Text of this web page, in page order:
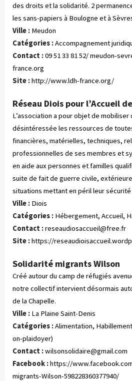
des droits et la solidarité. 2
les sans-papiers à Boulogne et à
Ville : Meudon
Catégories : Accompagnement
Contact :09 51 33 81 52/meudon-
france.org
Site :http://www.ldh-france.org/
Réseau Diois pour l’Accueil
L’association a pour objet de
désintéressée les ressources de
financières, matérielles, techniques,
professionnelles de ses membres et
en aide aux personnes et familles
suite de fait de guerre civile,
situations mettant en péril leur sécurité
Ville : Diois
Catégories : Hébergement, Accueil,
Contact :reseaudiosaccueil@free.fr
Site :https://
Solidarité migrants Wilson
Créé autour du camp de réfugiés
notre collectif intervient désormais
de la Chapelle.
Ville : La Plaine Saint-Denis
Catégories : Alimentation,
on-plaidoyer)
Contact :wilsonsolidaire@gmail.com
Facebook :https://
migrants-Wilson-598228360377940/